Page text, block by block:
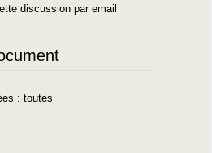
discussion par email
: toutes